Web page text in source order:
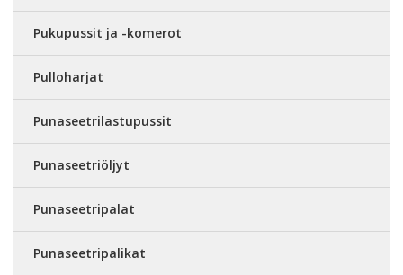
Pukupussit ja -komerot
Pulloharjat
Punaseetrilastupussit
Punaseetriöljyt
Punaseetripalat
Punaseetripalikat